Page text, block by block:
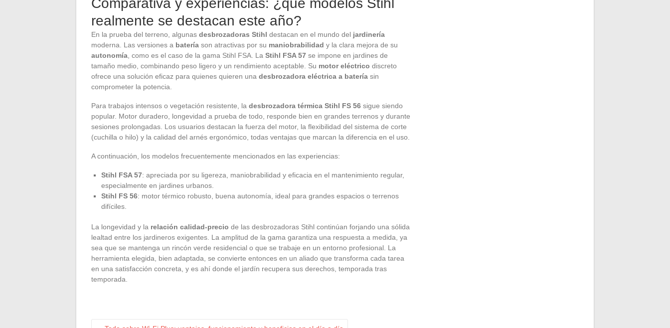
Comparativa y experiencias: ¿qué modelos Stihl
realmente se destacan este año?
En la prueba del terreno, algunas desbrozadoras Stihl destacan en el mundo del jardinería
moderna. Las versiones a batería son atractivas por su maniobrabilidad y la clara mejora de su
autonomía , como es el caso de la gama Stihl FSA. La Stihl FSA 57 se impone en jardines de
tamaño medio, combinando peso ligero y un rendimiento aceptable. Su motor eléctrico discreto
ofrece una solución eficaz para quienes quieren una desbrozadora eléctrica a batería sin
comprometer la potencia.
Para trabajos intensos o vegetación resistente, la desbrozadora térmica Stihl FS 56 sigue siendo
popular. Motor duradero, longevidad a prueba de todo, responde bien en grandes terrenos y durante
sesiones prolongadas. Los usuarios destacan la fuerza del motor, la flexibilidad del sistema de corte
(cuchilla o hilo) y la calidad del arnés ergonómico, todas ventajas que marcan la diferencia en el uso.
A continuación, los modelos frecuentemente mencionados en las experiencias:
Stihl FSA 57: apreciada por su ligereza, maniobrabilidad y eficacia en el mantenimiento regular,
especialmente en jardines urbanos.
Stihl FS 56: motor térmico robusto, buena autonomía, ideal para grandes espacios o terrenos
difíciles.
La longevidad y la relación calidad-precio de las desbrozadoras Stihl continúan forjando una sólida
lealtad entre los jardineros exigentes. La amplitud de la gama garantiza una respuesta a medida, ya
sea que se mantenga un rincón verde residencial o que se trabaje en un entorno profesional. La
herramienta elegida, bien adaptada, se convierte entonces en un aliado que transforma cada tarea
en una satisfacción concreta, y es ahí donde el jardín recupera sus derechos, temporada tras
temporada.